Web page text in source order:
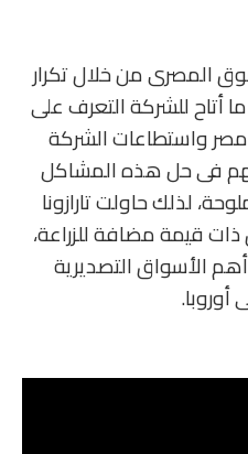
المصرى من خلال تكرار
منذ 2005 وهو ما أتاح للشركة التعرف على
مصر واستطاعات الشركة
فى حل هذه المشاكل
لذلك حاولت تارازونا
قيمة مضافة للزراعة،
الأسواق التصديرية
أوروبا.